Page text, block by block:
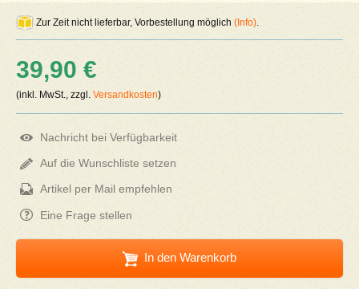
Zur Zeit nicht lieferbar, Vorbestellung möglich(Info)
39,90 €
(inkl. MwSt., zzgl.Versandkosten)
Nachricht bei Verfügbarkeit
Auf die Wunschliste setzen
Artikel per Mail empfehlen
Eine Frage stellen
In den Warenkorb